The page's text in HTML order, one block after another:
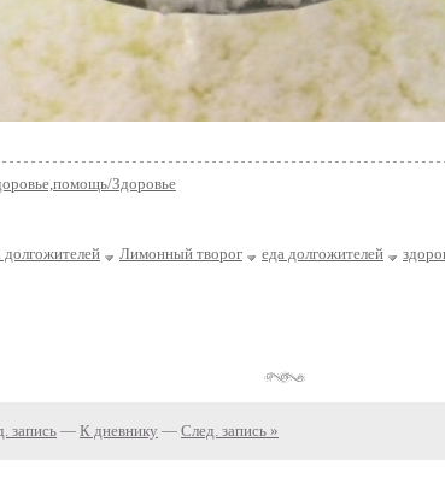
Здоровье
Лимонный творог еда долгожителей
запись— К дневнику — След. запись »